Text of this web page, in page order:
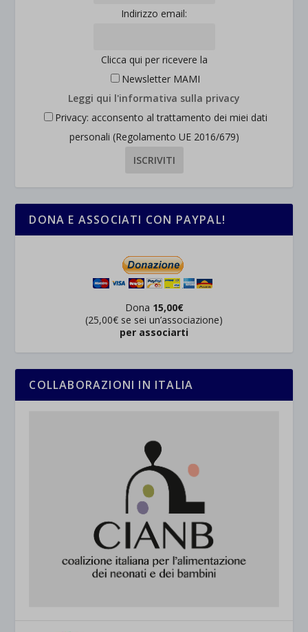
Indirizzo email:
Clicca qui per ricevere la
Newsletter MAMI
Leggi qui l'informativa sulla privacy
Privacy: acconsento al trattamento dei miei dati
personali (Regolamento UE 2016/679)
DONA E ASSOCIATI CON PAYPAL!
Dona 15,00€
(25,00€ se sei un’associazione)
per associarti
COLLABORAZIONI IN ITALIA